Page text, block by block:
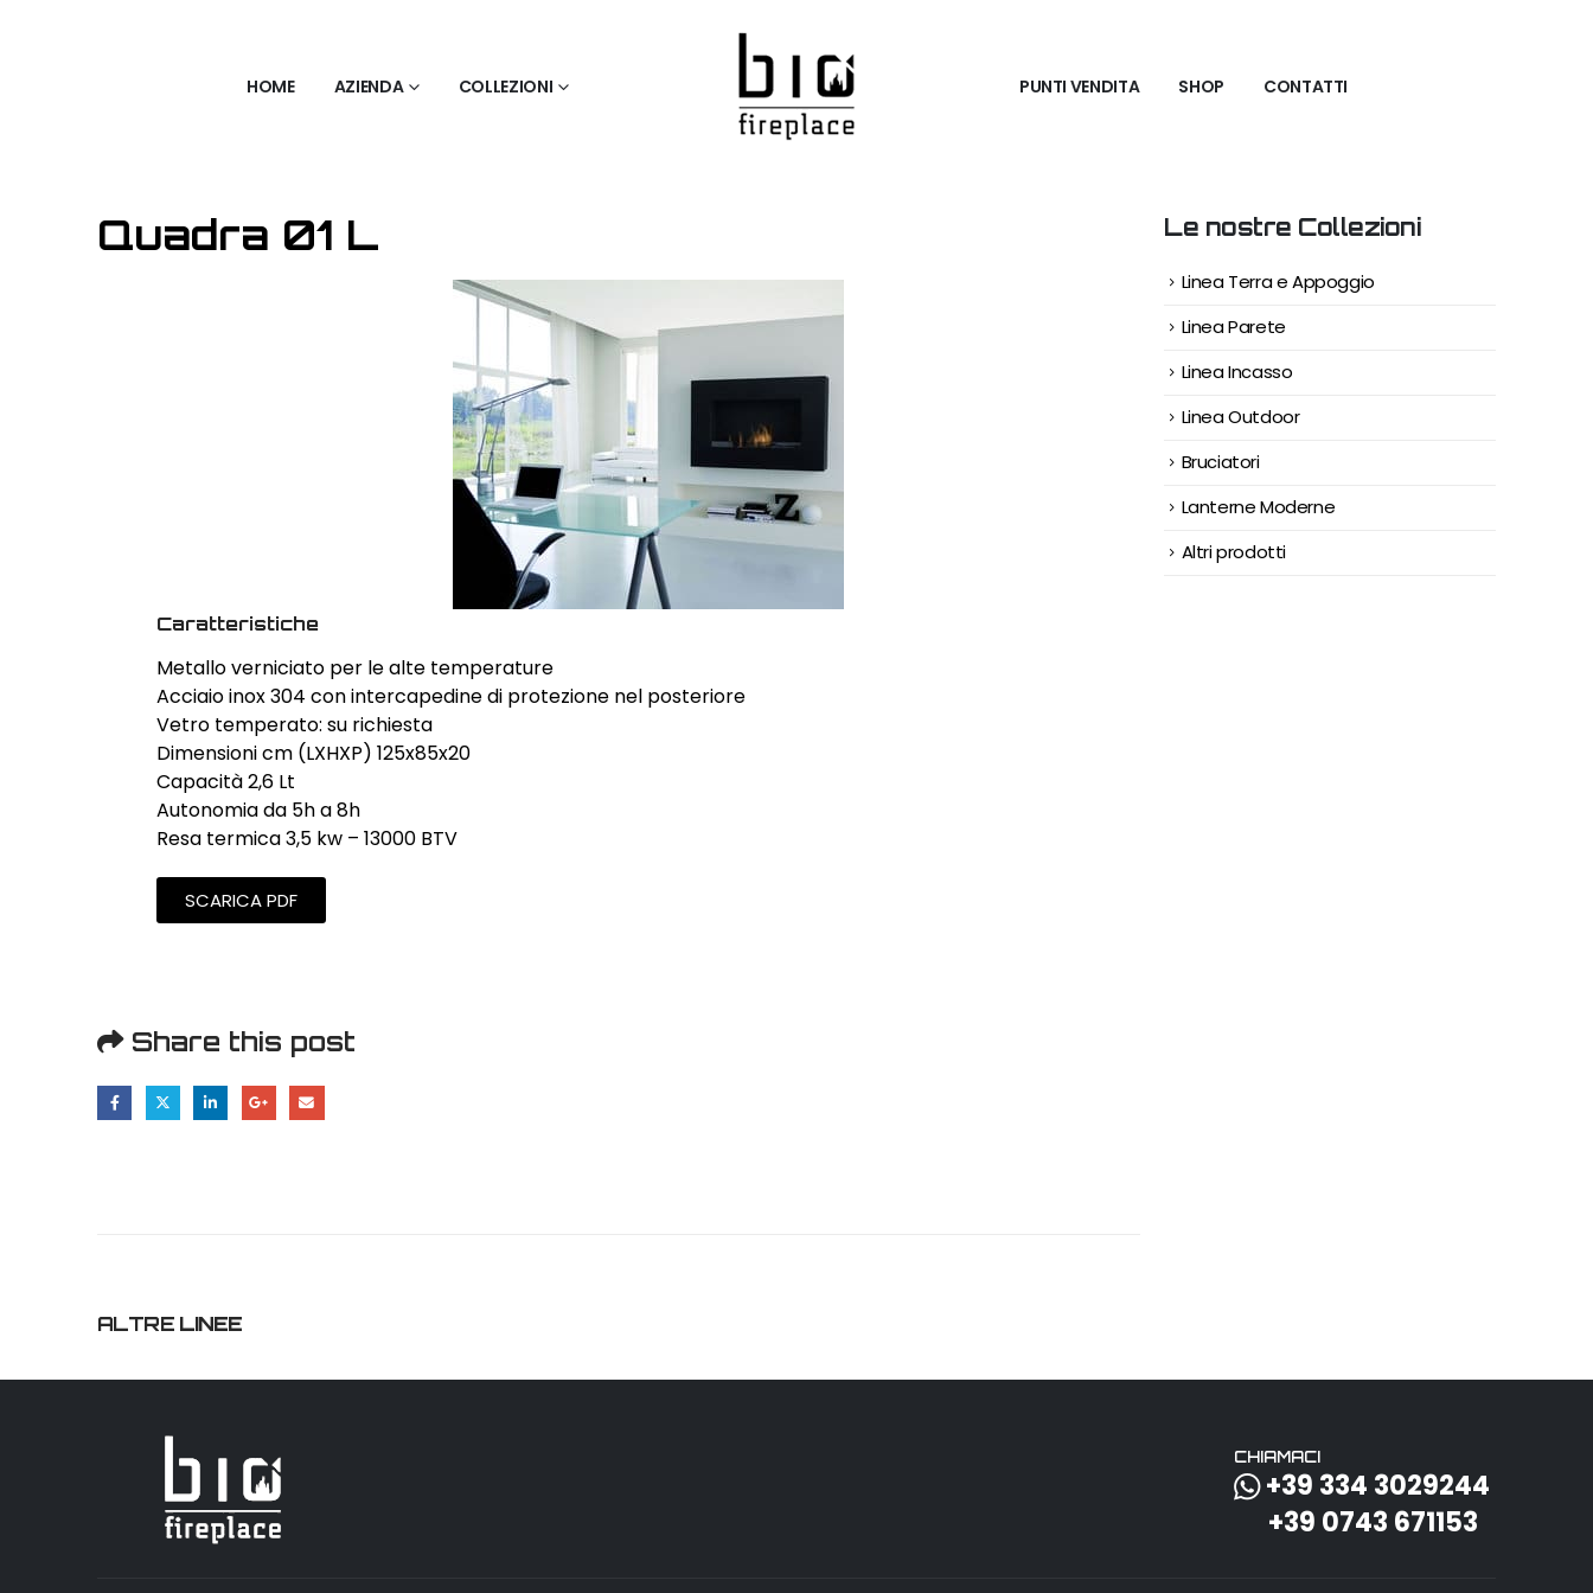
HOME AZIENDA COLLEZIONI PUNTI VENDITA SHOP CONTATTI
Quadra 01 L
Caratteristiche
Metallo verniciato per le alte temperature
Acciaio inox 304 con intercapedine di protezione nel posteriore
Vetro temperato: su richiesta
Dimensioni cm (LXHXP) 125x85x20
Capacità 2,6 Lt
Autonomia da 5h a 8h
Resa termica 3,5 kw – 13000 BTV
SCARICA PDF
Share this post
ALTRE LINEE
Le nostre Collezioni
Linea Terra e Appoggio
Linea Parete
Linea Incasso
Linea Outdoor
Bruciatori
Lanterne Moderne
Altri prodotti
CHIAMACI
+39 334 3029244
+39 0743 671153